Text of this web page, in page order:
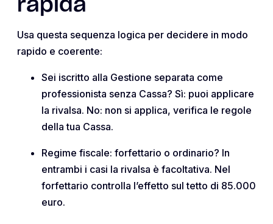
rapida
Usa questa sequenza logica per decidere in modo
rapido e coerente:
Sei iscritto alla Gestione separata come
professionista senza Cassa? Sì: puoi applicare
la rivalsa. No: non si applica, verifica le regole
della tua Cassa.
Regime fiscale: forfettario o ordinario? In
entrambi i casi la rivalsa è facoltativa. Nel
forfettario controlla l’effetto sul tetto di 85.000
euro.